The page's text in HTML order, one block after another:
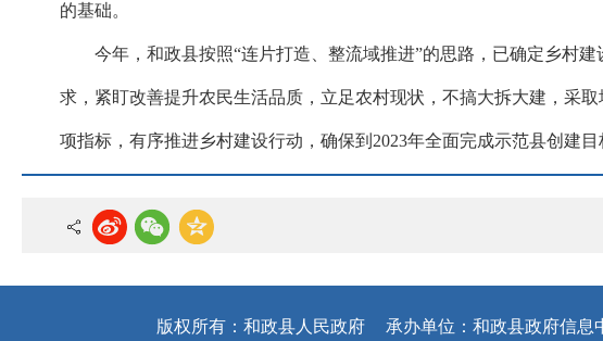
的基础。
今年，和政县按照“连片打造、整流域推进”的思路， 已确定乡村建
求，紧盯改善提升农民生活品质，立足农村现状，不搞大拆大建，采
项指标，有序推进乡村建设行动，确保到2023年全面完成示范县创建目
版权所有：和政县人民政府 承办单位：和政县政府信息